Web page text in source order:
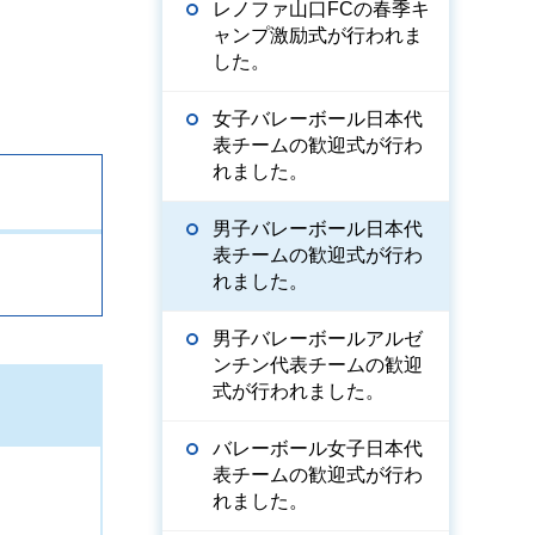
レノファ山口FCの春季キ
ャンプ激励式が行われま
した。
女子バレーボール日本代
表チームの歓迎式が行わ
れました。
男子バレーボール日本代
表チームの歓迎式が行わ
れました。
男子バレーボールアルゼ
ンチン代表チームの歓迎
式が行われました。
バレーボール女子日本代
表チームの歓迎式が行わ
れました。